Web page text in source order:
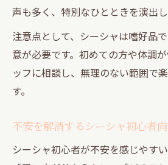
声も多く、特別なひとときを演出し
注意点として、シーシャは嗜好品
意が必要です。初めての方や体調
ッフに相談し、無理のない範囲で
す。
不安を解消するシーシャ初心者
シーシャ初心者が不安を感じやすい